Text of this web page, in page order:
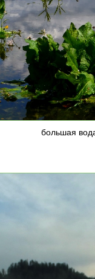
большая